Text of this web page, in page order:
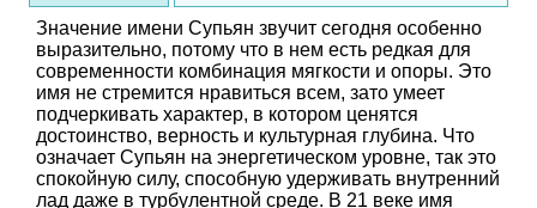
Значение имени Супьян звучит сегодня особенно
выразительно, потому что в нем есть редкая для
современности комбинация мягкости и опоры. Это
имя не стремится нравиться всем, зато умеет
подчеркивать характер, в котором ценятся
достоинство, верность и культурная глубина. Что
означает Супьян на энергетическом уровне, так это
спокойную силу, способную удерживать внутренний
лад даже в турбулентной среде. В 21 веке имя